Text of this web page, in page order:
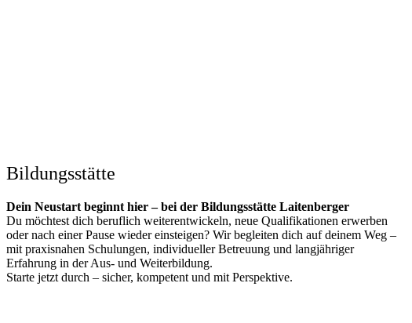
Bildungsstätte
Dein Neustart beginnt hier – bei der Bildungsstätte Laitenberger
Du möchtest dich beruflich weiterentwickeln, neue Qualifikationen erwerben
oder nach einer Pause wieder einsteigen? Wir begleiten dich auf deinem Weg –
mit praxisnahen Schulungen, individueller Betreuung und langjähriger
Erfahrung in der Aus- und Weiterbildung.
Starte jetzt durch – sicher, kompetent und mit Perspektive.